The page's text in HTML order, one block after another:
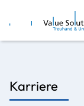
Karriere